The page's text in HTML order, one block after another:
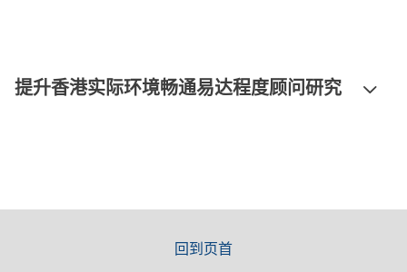
提升香港实际环境畅通易达程度顾问研究
回到页首